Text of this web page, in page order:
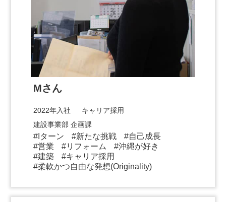
Mさん
2022年入社 キャリア採用
建設事業部 企画課
Iターン 新たな挑戦
自己成長
営業
リフォーム
沖縄が好き
建築
キャリア採用
柔軟かつ自由な発想(Originality)